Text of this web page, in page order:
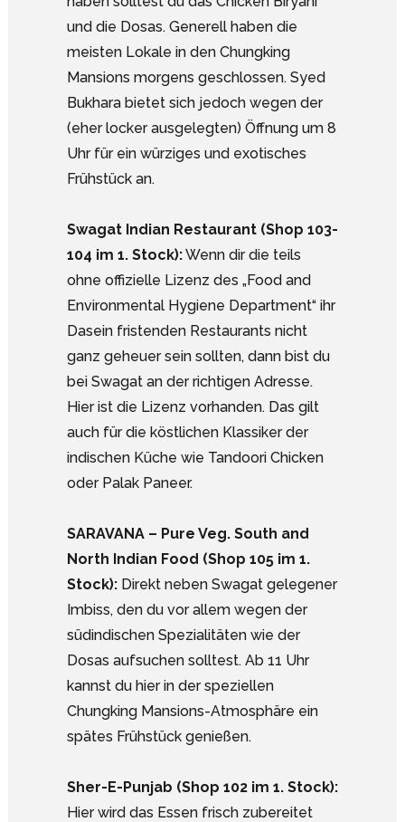
und die Dosas. Generell haben die
meisten Lokale in den Chungking
Mansions morgens geschlossen. Syed
Bukhara bietet sich jedoch wegen der
(eher locker ausgelegten) Öffnung um 8
Uhr für ein würziges und exotisches
Frühstück an.
Swagat Indian Restaurant (Shop 103-
104 im 1. Stock):Wenn dir die teils
ohne offizielle Lizenz des „Food and
Environmental Hygiene Department“ ihr
Dasein fristenden Restaurants nicht
ganz geheuer sein sollten, dann bist du
bei Swagat an der richtigen Adresse.
Hier ist die Lizenz vorhanden. Das gilt
auch für die köstlichen Klassiker der
indischen Küche wie Tandoori Chicken
oder Palak Paneer.
SARAVANA – Pure Veg. South and
North Indian Food (Shop 105 im 1.
Stock): Direkt neben Swagat gelegener
Imbiss, den du vor allem wegen der
südindischen Spezialitäten wie der
Dosas aufsuchen solltest. Ab 11 Uhr
kannst du hier in der speziellen
Chungking Mansions-Atmosphäre ein
spätes Frühstück genießen.
Sher-E-Punjab (Shop 102 im 1. Stock):
Hier wird das Essen frisch zubereitet